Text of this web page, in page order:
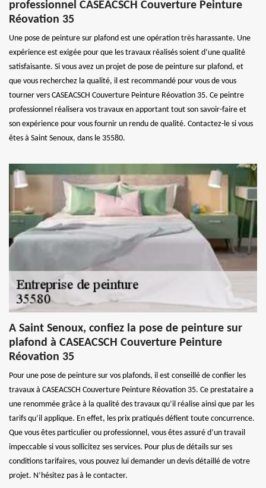
professionnel CASEACSCH Couverture Peinture
Réovation 35
Une pose de peinture sur plafond est une opération très harassante. Une
expérience est exigée pour que les travaux réalisés soient d’une qualité
satisfaisante. Si vous avez un projet de pose de peinture sur plafond, et
que vous recherchez la qualité, il est recommandé pour vous de vous
tourner vers CASEACSCH Couverture Peinture Réovation 35. Ce peintre
professionnel réalisera vos travaux en apportant tout son savoir-faire et
son expérience pour vous fournir un rendu de qualité. Contactez-le si vous
êtes à Saint Senoux, dans le 35580.
A Saint Senoux, confiez la pose de peinture sur
plafond à CASEACSCH Couverture Peinture
Réovation 35
Pour une pose de peinture sur vos plafonds, il est conseillé de confier les
travaux à CASEACSCH Couverture Peinture Réovation 35. Ce prestataire a
une renommée grâce à la qualité des travaux qu’il réalise ainsi que par les
tarifs qu’il applique. En effet, les prix pratiqués défient toute concurrence.
Que vous êtes particulier ou professionnel, vous êtes assuré d’un travail
impeccable si vous sollicitez ses services. Pour plus de détails sur ses
conditions tarifaires, vous pouvez lui demander un devis détaillé de votre
projet. N’hésitez pas à le contacter.